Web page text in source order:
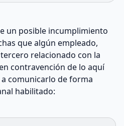
un posible incumplimiento
que algún empleado,
relacionado con la
contravención de lo aquí
comunicarlo de forma
habilitado: